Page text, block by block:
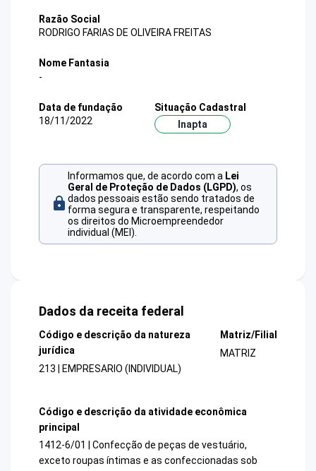
Razão Social
RODRIGO FARIAS DE OLIVEIRA FREITAS
Nome Fantasia
-
Data de fundação
18/11/2022
Situação Cadastral
Inapta
Informamos que, de acordo com a Lei
Geral de Proteção de Dados (LGPD), os
dados pessoais estão sendo tratados de
forma segura e transparente, respeitando
os direitos do Microempreendedor
individual (MEI).
Dados da receita federal
Código e descrição da natureza
jurídica
213 | EMPRESARIO (INDIVIDUAL)
Matriz/Filial
MATRIZ
Código e descrição da atividade econômica
principal
1412-6/01 | Confecção de peças de vestuário,
exceto roupas íntimas e as confeccionadas sob